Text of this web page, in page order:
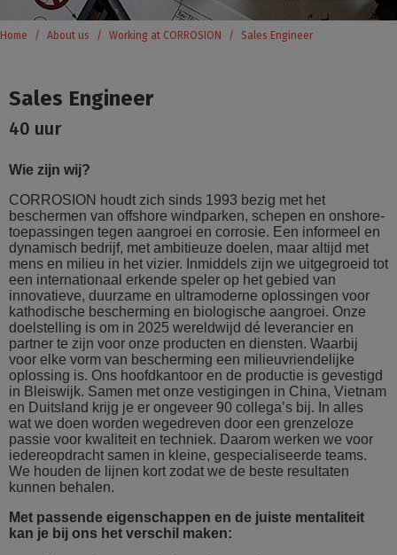
Home About us Working at CORROSION Sales Engineer
Sales Engineer
40 uur
Wie zijn wij?
CORROSION houdt zich sinds 1993 bezig met het
beschermen van offshore windparken, schepen en onshore-
toepassingen tegen aangroei en corrosie. Een informeel en
dynamisch bedrijf, met ambitieuze doelen, maar altijd met
mens en milieu in het vizier. Inmiddels zijn we uitgegroeid tot
een internationaal erkende speler op het gebied van
innovatieve, duurzame en ultramoderne oplossingen voor
kathodische bescherming en biologische aangroei. Onze
doelstelling is om in 2025 wereldwijd dé leverancier en
partner te zijn voor onze producten en diensten. Waarbij
voor elke vorm van bescherming een milieuvriendelijke
oplossing is. Ons hoofdkantoor en de productie is gevestigd
in Bleiswijk. Samen met onze vestigingen in China, Vietnam
en Duitsland krijg je er ongeveer 90 collega’s bij. In alles
wat we doen worden wegedreven door een grenzeloze
passie voor kwaliteit en techniek. Daarom werken we voor
iedereopdracht samen in kleine, gespecialiseerde teams.
We houden de lijnen kort zodat we de beste resultaten
kunnen behalen.
Met passende eigenschappen en de juiste mentaliteit
kan je bij ons het verschil maken: